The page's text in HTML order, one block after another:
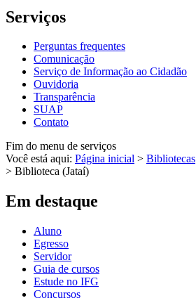
Serviços
Perguntas frequentes
Comunicação
Serviço de Informação ao Cidadão
Ouvidoria
Transparência
SUAP
Contato
Fim do menu de serviços
Você está aqui: Página inicial > Bibliotecas
> Biblioteca (Jataí)
Em destaque
Aluno
Egresso
Servidor
Guia de cursos
Estude no IFG
Concursos